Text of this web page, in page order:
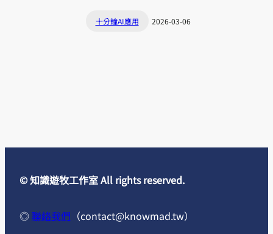
十分鐘AI應用 2026-03-06
© 知識遊牧工作室 All rights reserved.
◎聯絡我們 （contact@knowmad.tw）